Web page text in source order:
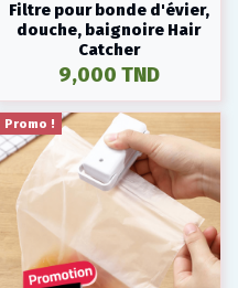
Filtre pour bonde d'évier,
douche, baignoire Hair
Catcher
9,000 TND
Promo !